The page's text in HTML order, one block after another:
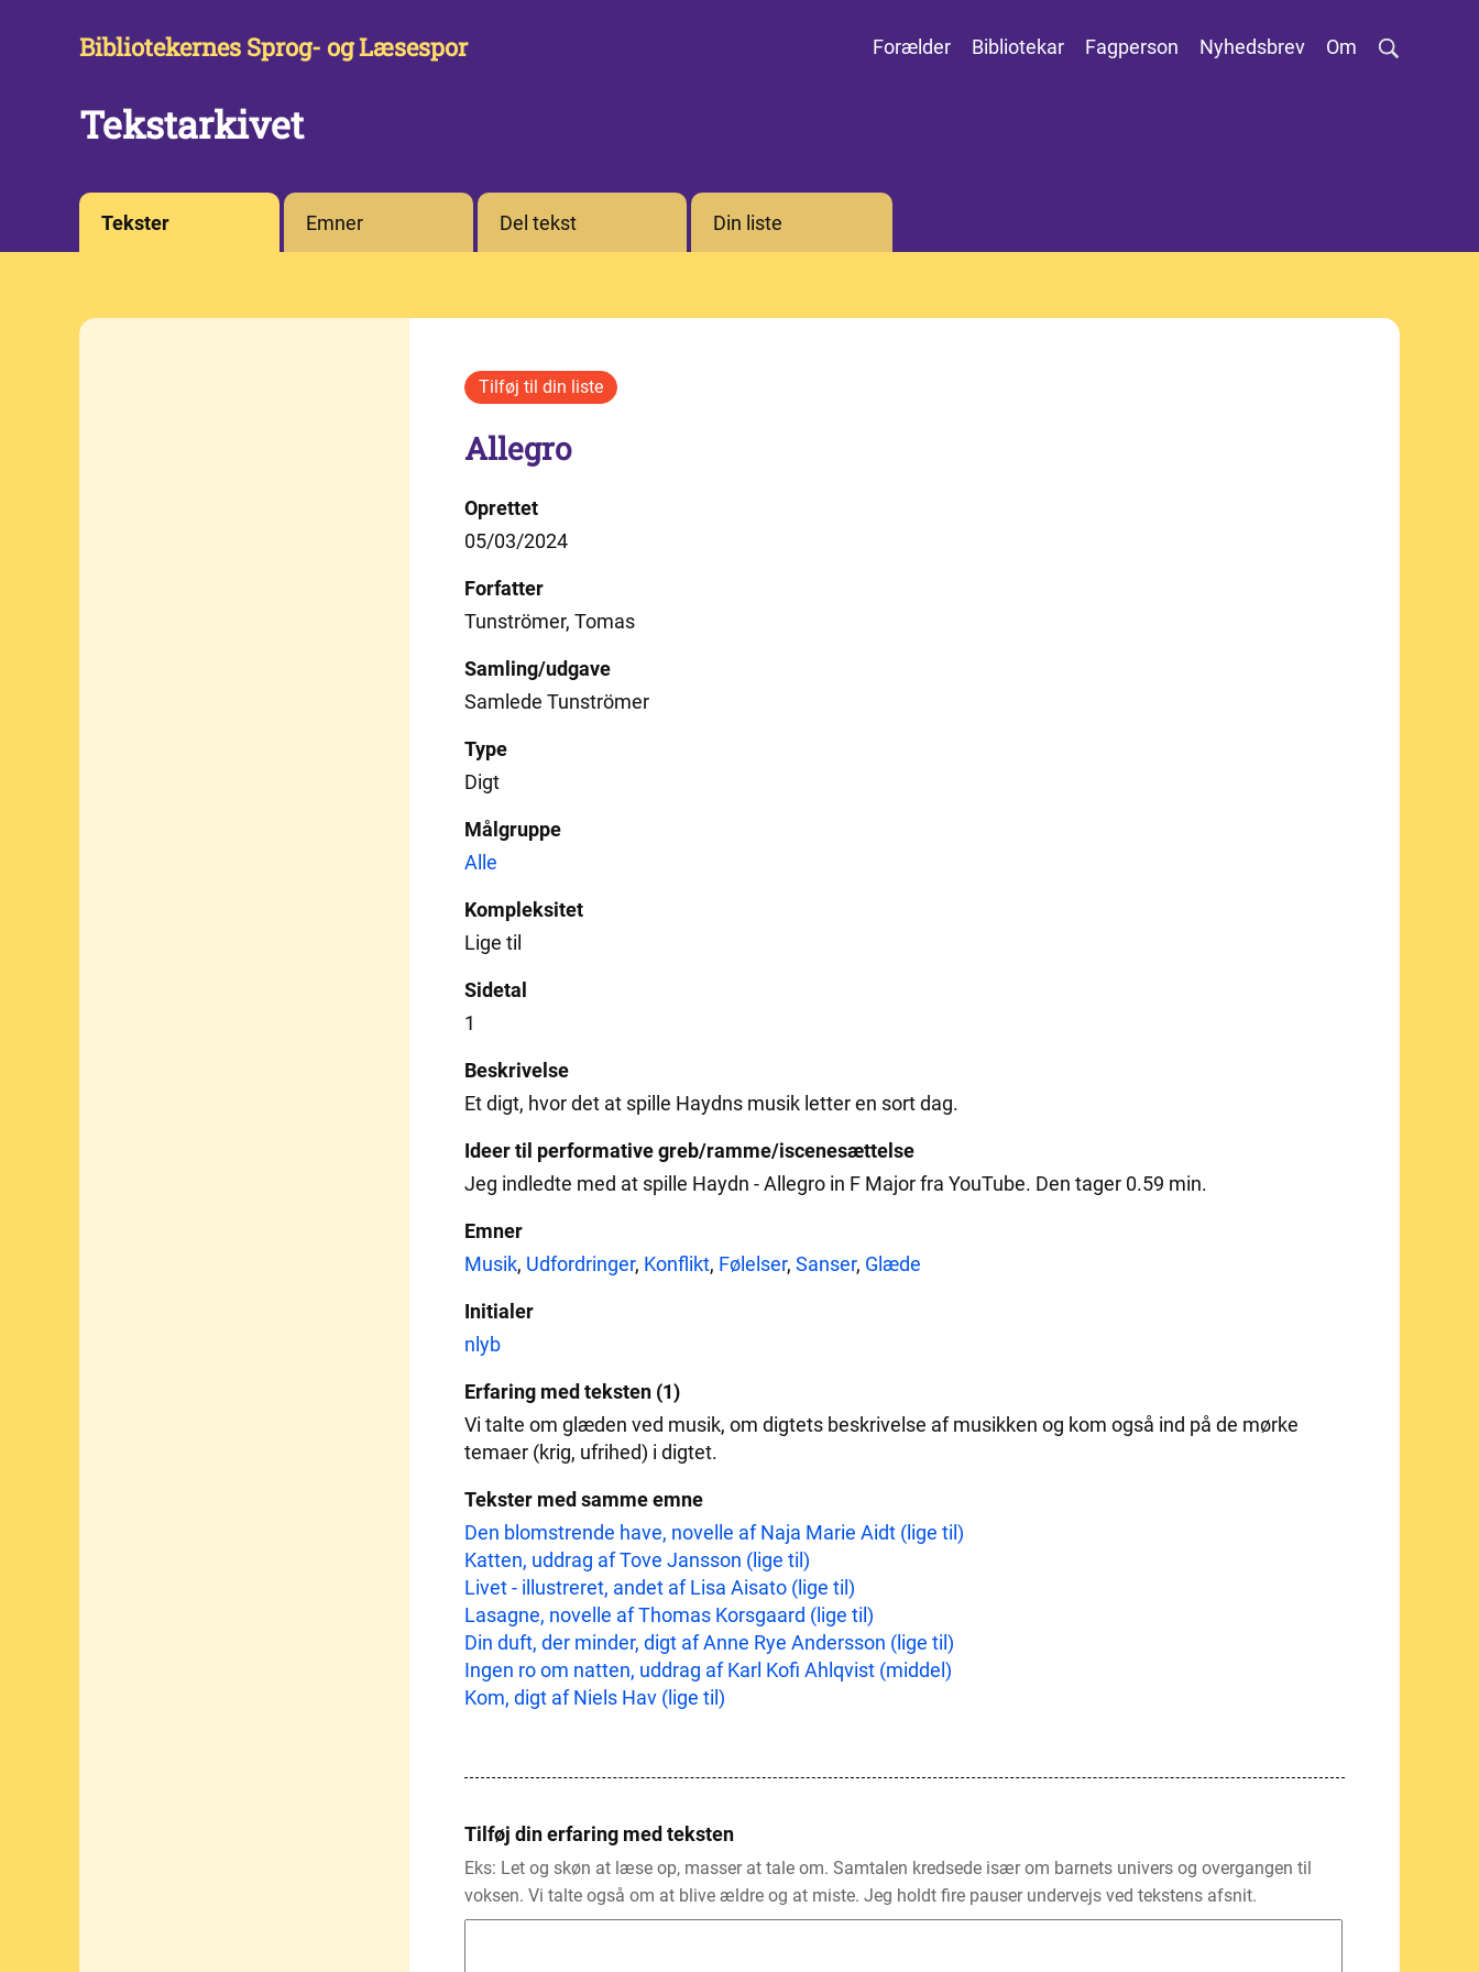
Bibliotekernes Sprog- og Læsespor Forælder Bibliotekar Fagperson Nyhedsbrev Om
Tekstarkivet
Tekster Emner Del tekst Din liste
Allegro
Oprettet
05/03/2024
Forfatter
Tunströmer, Tomas
Samling/udgave
Samlede Tunströmer
Type
Digt
Målgruppe
Alle
Kompleksitet
Lige til
Sidetal
1
Beskrivelse
Et digt, hvor det at spille Haydns musik letter en sort dag.
Ideer til performative greb/ramme/iscenesættelse
Jeg indledte med at spille Haydn - Allegro in F Major fra YouTube. Den tager 0.59 min.
Emner
Musik, Udfordringer, Konflikt, Følelser, Sanser, Glæde
Initialer
nlyb
Erfaring med teksten (1)
Vi talte om glæden ved musik, om digtets beskrivelse af musikken og kom også ind på de mørke
temaer (krig, ufrihed) i digtet.
Tekster med samme emne
Den blomstrende have, novelle af Naja Marie Aidt (lige til)
Katten, uddrag af Tove Jansson (lige til)
Livet - illustreret, andet af Lisa Aisato (lige til)
Lasagne, novelle af Thomas Korsgaard (lige til)
Din duft, der minder, digt af Anne Rye Andersson (lige til)
Ingen ro om natten, uddrag af Karl Kofi Ahlqvist (middel)
Kom, digt af Niels Hav (lige til)
Tilføj din erfaring med teksten
Eks: Let og skøn at læse op, masser at tale om. Samtalen kredsede især om barnets univers og overgangen til
voksen. Vi talte også om at blive ældre og at miste. Jeg holdt fire pauser undervejs ved tekstens afsnit.